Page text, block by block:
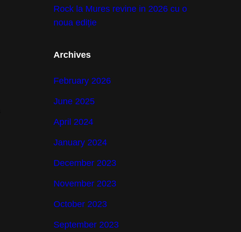
Rock la Mures revine in 2026 cu o
noua ediție
Archives
February 2026
June 2025
April 2024
January 2024
December 2023
November 2023
October 2023
September 2023